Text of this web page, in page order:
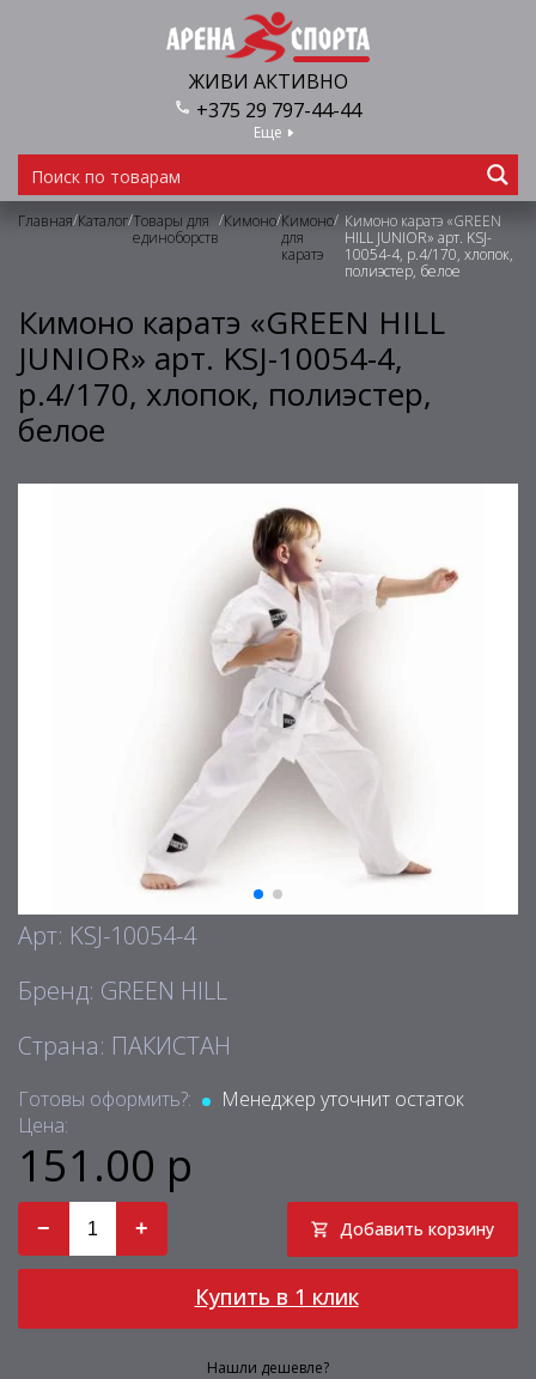
ЖИВИ АКТИВНО
+375 29 797-44-44
Еще
Главная/Каталог/Товары для
единоборств
/Кимоно/Кимоно
для
каратэ
/ Кимоно каратэ «GREEN
HILL JUNIOR» арт. KSJ-
10054-4, р.4/170, хлопок,
полиэстер, белое
Кимоно каратэ «GREEN HILL
JUNIOR» арт. KSJ-10054-4,
р.4/170, хлопок, полиэстер,
белое
Арт: KSJ-10054-4
Бренд: GREEN HILL
Страна: ПАКИСТАН
Готовы оформить?:
Менеджер уточнит остаток
Цена:
151.00 р
− + Добавить корзину
Купить в 1 клик
Нашли дешевле?